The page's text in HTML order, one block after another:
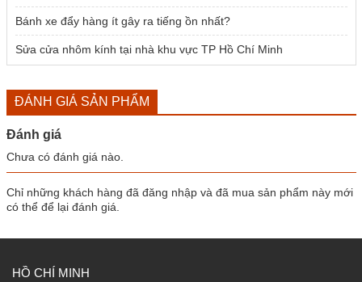
Bánh xe đẩy hàng ít gây ra tiếng ồn nhất?
Sửa cửa nhôm kính tại nhà khu vực TP Hồ Chí Minh
ĐÁNH GIÁ SẢN PHẨM
Đánh giá
Chưa có đánh giá nào.
Chỉ những khách hàng đã đăng nhập và đã mua sản phẩm này mới
có thể để lại đánh giá.
HỒ CHÍ MINH